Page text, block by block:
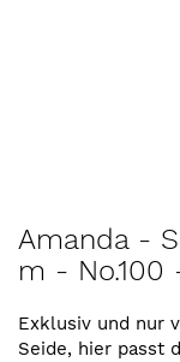
Anfang
der
springen
Amanda -
m - No.100
Exklusiv und nur
Seide, hier passt